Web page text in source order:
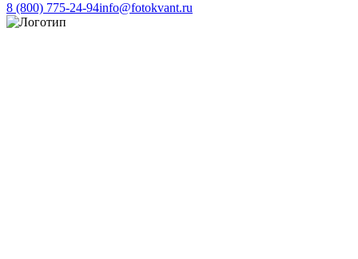
8 (800) 775-24-94info@fotokvant.ru